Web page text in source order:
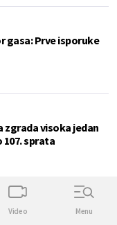
gasa: Prve isporuke
zgrada visoka jedan
sprata
Video Menu